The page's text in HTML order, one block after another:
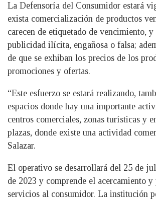
La Defensoría del Consumidor estará
exista comercialización de productos
carecen de etiquetado de vencimiento,
publicidad ilícita, engañosa o falsa;
de que se exhiban los precios de los
promociones y ofertas.
“Este esfuerzo se estará realizando,
espacios donde hay una importante
centros comerciales, zonas turísticas y
plazas, donde existe una actividad
Salazar.
El operativo se desarrollará del 25 de
de 2023 y comprende el acercamiento y
servicios al consumidor. La institución